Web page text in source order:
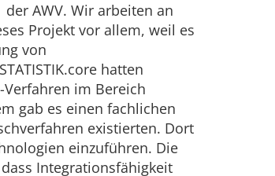
AWV. Wir arbeiten an
Projekt vor allem, weil es
von
hatten
im Bereich
gab es einen fachlichen
existierten. Dort
einzuführen. Die
Integrationsfähigkeit